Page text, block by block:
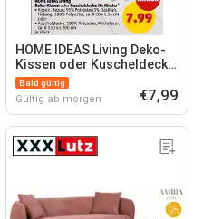
HOME IDEAS Living Deko-
Kissen oder Kuscheldecke
für Kinder*
Bald gültig
Gültig ab morgen €7,99